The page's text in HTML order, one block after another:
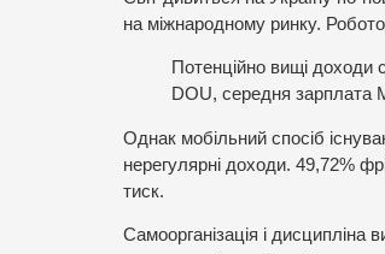
на міжнародному ринку.
Потенційно вищі доходи
DOU, середня зарплата
Однак мобільний спосіб
нерегулярні доходи. 49,72%
тиск.
Самоорганізація і дисципліна